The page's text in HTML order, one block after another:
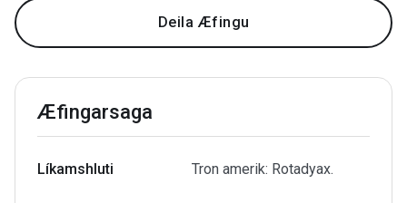
Deila Æfingu
Æfingarsaga
Líkamshluti Tron amerik: Rotadyax.